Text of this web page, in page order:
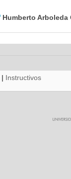
Humberto Arboleda
| Instructivos